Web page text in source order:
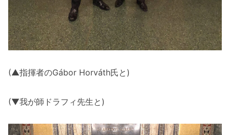
(▲指揮者のGábor Horváth氏と)
(▼我が師ドラフィ先生と)